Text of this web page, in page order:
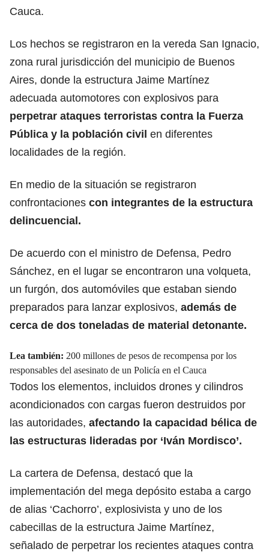
Cauca.
Los hechos se registraron en la vereda San Ignacio,
zona rural jurisdicción del municipio de Buenos
Aires, donde la estructura Jaime Martínez
adecuada automotores con explosivos para
perpetrar ataques terroristas contra la Fuerza
Pública y la población civil en diferentes
localidades de la región.
En medio de la situación se registraron
confrontaciones con integrantes de la estructura
delincuencial.
De acuerdo con el ministro de Defensa, Pedro
Sánchez, en el lugar se encontraron una volqueta,
un furgón, dos automóviles que estaban siendo
preparados para lanzar explosivos, además de
cerca de dos toneladas de material detonante.
Lea también: 200 millones de pesos de recompensa por los
responsables del asesinato de un Policía en el Cauca
Todos los elementos, incluidos drones y cilindros
acondicionados con cargas fueron destruidos por
las autoridades, afectando la capacidad bélica de
las estructuras lideradas por ‘Iván Mordisco’.
La cartera de Defensa, destacó que la
implementación del mega depósito estaba a cargo
de alias ‘Cachorro’, explosivista y uno de los
cabecillas de la estructura Jaime Martínez,
señalado de perpetrar los recientes ataques contra